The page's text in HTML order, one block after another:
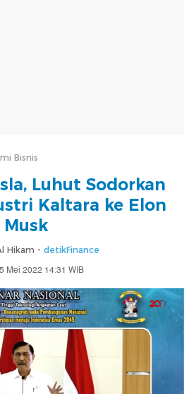
Bisnis
Luhut Sodorkan
Kaltara ke Elon
Musk
Hikam - detikFinance
Mei 2022 14:31 WIB